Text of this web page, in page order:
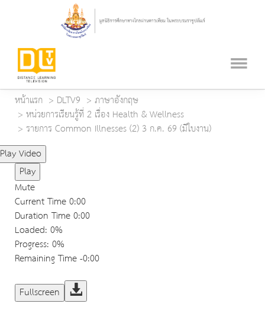
หน้าแรก DLTV9
ภาษาอังกฤษ
หน่วยการเรียนรู้ที่ 2 เรื่อง Health & Wellness
รายการ Common Illnesses (2) 3 ก.ค. 69 (มีใบงาน)
Play Video
Play
Mute
Current Time0:00
Duration Time0:00
Loaded: 0%
Progress: 0%
Remaining Time-0:00
Fullscreen